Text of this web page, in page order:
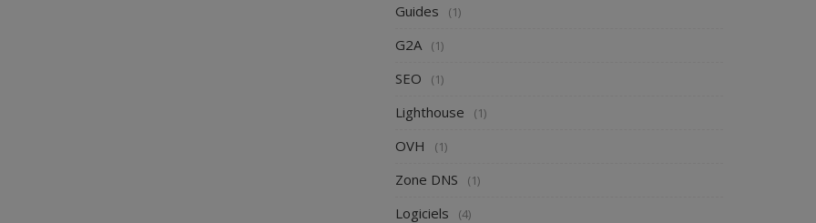
Guides (1)
G2A (1)
SEO (1)
Lighthouse (1)
OVH (1)
Zone DNS (1)
Logiciels (4)